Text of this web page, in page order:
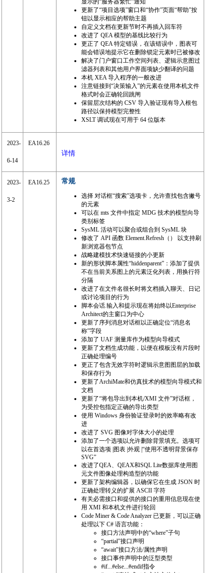
显示的“服务器繁忙”通知
更新了“项目选项”窗口和“协作”页面“帮助”按
钮以显示相应的帮助主题
自定义文档在更新节时不再插入回车符
改进了 QEA 模型的基线比较行为
更正了 QEA 特定错误，在该错误中，图表可
能会错误地提示它在删除锁定元素时已被修改
解决了门户窗口工作空间列表、逻辑示意图过
滤器列表和其他用户界面项缺少翻译的问题
本机 XEA 导入程序的一般改进
注意链接到“决策输入”的元素在使用本机文件
格式时会正确轮回跳闸
保留层次结构的 CSV 导入验证现有导入根包
路径以保持模型完整性
XSLT 调试现在可用于 64 位版本
2023-
6-14
EA16.26
详情
2023-
3-2
EA16.25 常规
选择 对话框“搜索”选项卡，允许查找包含撇号
的元素
可以在 mts 文件中指定 MDG 技术的模型向导
类别标签
SysML 活动可以聚合或组合到 SysML 块
修改了 API 函数 Element.Refresh（） 以支持刷
新浏览器包节点
战略建模技术快速链接的小更新
新的形状脚本属性“hiddenparent”：添加了提供
不在当前关系图上的元素泛化列表，用换行符
分隔
改进了在文件名很长时将文档插入聊天、日记
或讨论项目的行为
脚本会话.输入和提示现在将始终以Enterprise
Architect的主窗口为中心
更新了序列消息对话框以正确定位“消息名
称”字段
添加了 UAF 测量库作为模型向导模式
更新了文档生成功能，以便在模板没有片段时
正确处理编号
更正了包含无效字符时逻辑示意图图层的加载
和保存行为
更新了ArchiMate和仿真技术的模型向导模式和
文档
更新了“将包导出到本机/XMI 文件”对话框，
为受控包指定正确的导出类型
使用 Windows 身份验证登录时的效率略有改
进
改进了 SVG 图像对字体大小的处理
添加了一个选项以允许删除背景填充。选项可
以在首选项 |图表 |外观 |“使用不透明背景保存
SVG”
改进了QEA、QEAX和SQL Lite数据库使用图
元文件图像处理构造型的功能
更新了架构编辑器，以确保它在生成 JSON 时
正确处理转义的扩展 ASCII 字符
有关必需接口和提供的接口的重用信息现在使
用 XMI 和本机文件进行轮回
Code Miner & Code Analyzer 已更新，可以正确
处理以下 C# 语言功能：
接口方法声明中的“where”子句
“partial”接口声明
“await”接口方法/属性声明
接口事件声明中的泛型类型
#if...#else...#endif指令